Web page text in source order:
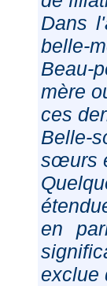
Dans
belle-
Beau-
mère
ces
Belle-
sœurs
en
exclue